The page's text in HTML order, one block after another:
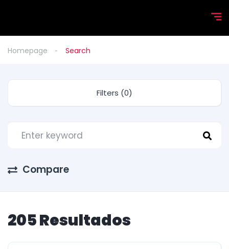
Homepage Search
Filters (0)
Compare
205 Resultados